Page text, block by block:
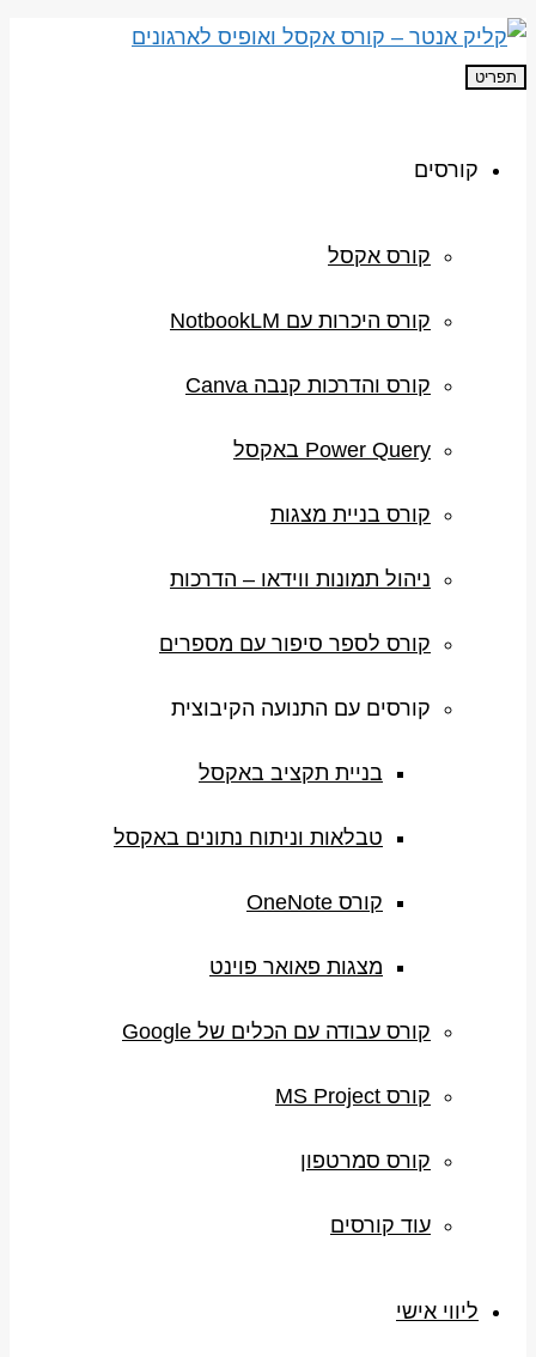
תפריט
קורסים
קורס אקסל
קורס היכרות עם NotbookLM
קורס והדרכות קנבה Canva
Power Query באקסל
קורס בניית מצגות
ניהול תמונות ווידאו – הדרכות
קורס לספר סיפור עם מספרים
קורסים עם התנועה הקיבוצית
בניית תקציב באקסל
טבלאות וניתוח נתונים באקסל
קורס OneNote
מצגות פאואר פוינט
קורס עבודה עם הכלים של Google
קורס MS Project
קורס סמרטפון
עוד קורסים
ליווי אישי